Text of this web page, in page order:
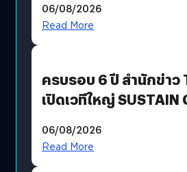
Revenue เร่งเครื่อง
06/08/2026
Read More
ครบรอบ 6 ปี สำนักข่าว
เปิดเวทีใหญ่ SUSTAIN
แนวทางปรับตัวสู่เศรษฐ
06/08/2026
Read More